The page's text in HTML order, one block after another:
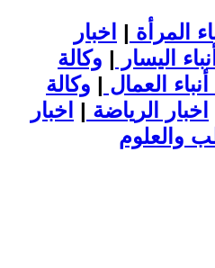
المرأة | اخبار
اليسار | وكالة
العمال | وكالة
اخبار الرياضة | اخبار